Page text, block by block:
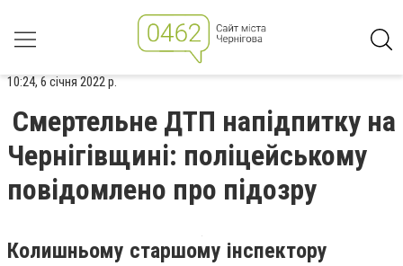
10:24, 6 січня 2022 р.
Смертельне ДТП напідпитку на
Чернігівщині: поліцейському
повідомлено про підозру
Колишньому старшому інспектору